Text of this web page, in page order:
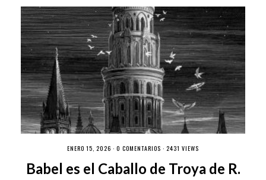
ENERO 15, 2026 · 0 COMENTARIOS · 2431 VIEWS
Babel es el Caballo de Troya de R.